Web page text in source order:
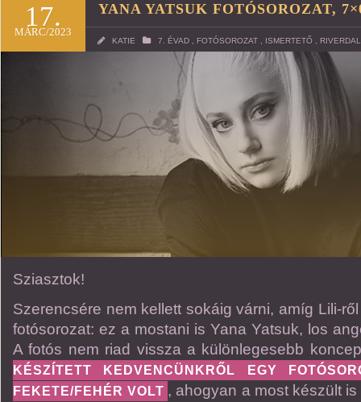
17.
MÁRC/2023
YANA YATSUK FOTÓSOROZAT,
KATIE 7. ÉVAD FOTÓSOROZAT ISMERTETŐ
Sziasztok!
Szerencsére nem kellett sokáig várni, amíg Lili-
fotósorozat: ez a mostani is Yana Yatsuk, los
A fotós nem riad vissza a különlegesebb
KÉSZÍTETT KEDVENCÜNKRŐL EGY
FEKETE/FEHÉR VOLT , ahogyan a most készült